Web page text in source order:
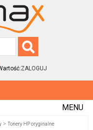
ZALOGUJ
MENU
>Tonery HP oryginalne